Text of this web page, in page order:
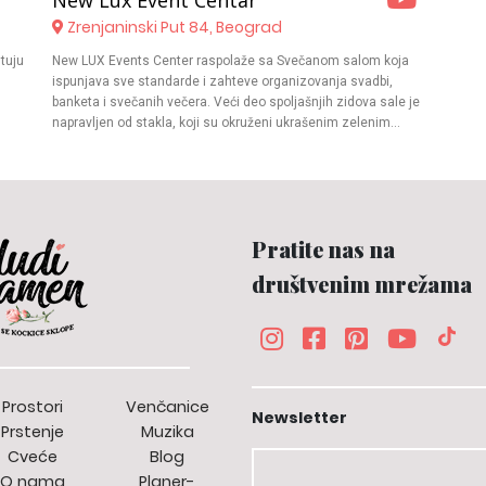
Zrenjaninski Put 84, Beograd
New LUX Events Center raspolaže sa Svečanom salom koja
ispunjava sve standarde i zahteve organizovanja svadbi,
banketa i svečanih večera. Veći deo spoljašnjih zidova sale je
napravljen od stakla, koji su okruženi ukrašenim zelenim
podijum za igru sa profesionalnim osvetljenjem i ozvučenjem.
konstantna izmena vazduha i ubacivanje svežeg vazduha kao i
mogućnost ubacivanja različitih mirisa (po želji) kroz
ventilacioni sistem, što omogućava izuzetno prijatan boravak u
banket sali bez obzira na spoljašnju temperaturu. Ovaj prostor je
tako organizovan da se može transformisati i prilagoditi Vašim
željama i zahtevima, u kome možete napraviti događaj za
pamćenje!
Prostori
Venčanice
Prstenje
Muzika
Cveće
Blog
O nama
Planer-
Pratite nas na
društvenim mrežama
Newsletter